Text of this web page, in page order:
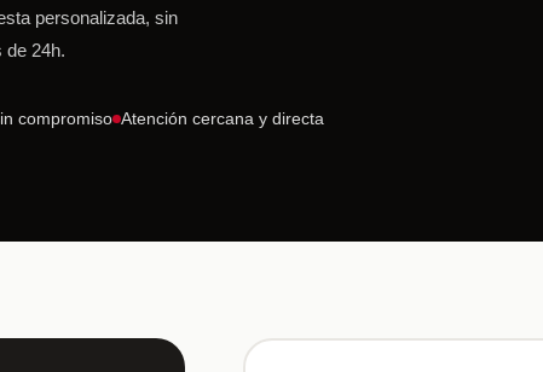
personalizada, sin
de 24h.
compromiso Atención cercana y directa